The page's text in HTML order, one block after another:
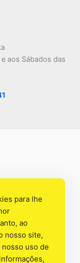
aos Sábados das
para lhe
ao
nosso site,
uso de